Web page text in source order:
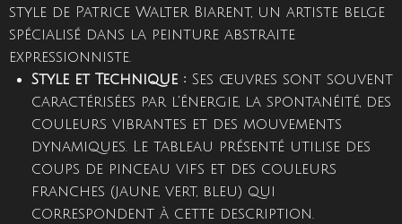
style de Patrice Walter Biarent, un artiste belge
spécialisé dans la peinture abstraite
expressionniste.
Style et Technique : Ses œuvres sont souvent
caractérisées par l'énergie, la spontanéité, des
couleurs vibrantes et des mouvements
dynamiques. Le tableau présenté utilise des
coups de pinceau vifs et des couleurs
franches (jaune, vert, bleu) qui
correspondent à cette description.